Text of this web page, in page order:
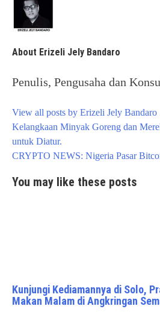
About Erizeli Jely Bandaro
Penulis, Pengusaha dan
View all posts by Erizeli Jely Bandaro
Post
navigation
Kelangkaan Minyak Goreng dan
untuk Diatur.
CRYPTO NEWS: Nigeria Pasar
You may like these posts
Kunjungi Kediamannya di Solo,
Makan Malam di Angkringan